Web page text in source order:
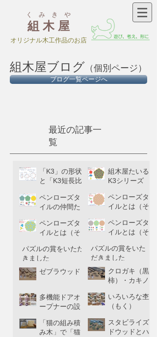
組 木 屋
く み き や
​オリジナル木工作品のお店
組木屋ブログ （個別ページ）
ブログ一覧ページへ
最近の記事一
覧
「K3」の形状
と「K3短長比
う値について
組木屋たいる
K3シリーズ
ペンローズタ
イルの仲間た
ペンローズタ
イルとは（そ
ペンローズタ
イルとは（そ
ペンローズタ
イルとは（そ
パズルの賞をいただ
きました
パズルの賞をいた
だきました
ゼブラウッド
クロガキ（黒
柿）・カキノ
多機能ドアオ
ープナーの設
いろいろな杢
（もく）
「猫の組み積
み木」で「猫
スタビライズ
ドウッドとハ